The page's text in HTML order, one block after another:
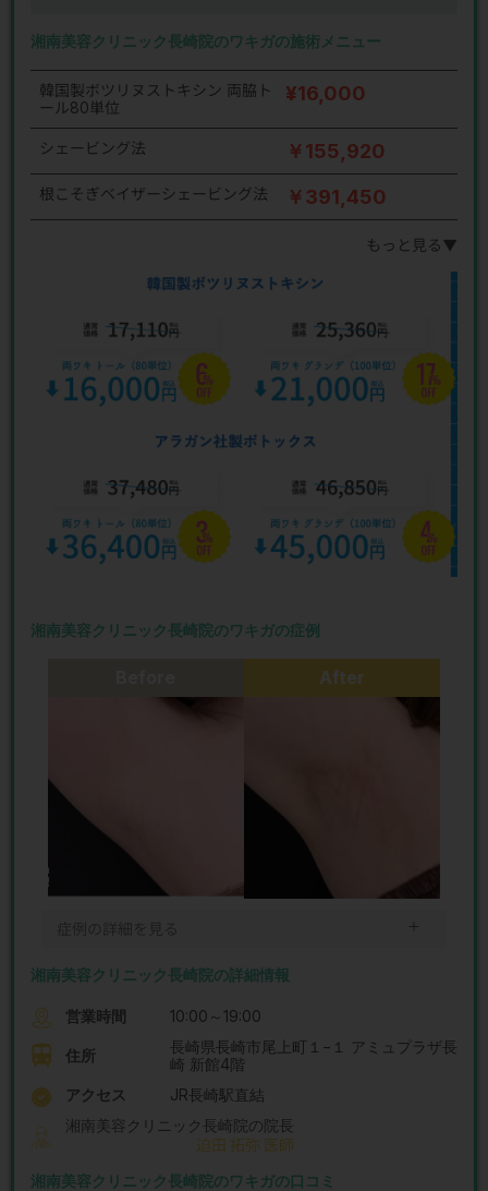
湘南美容クリニック長崎院のワキガの施術メニュー
韓国製ボツリヌストキシン 両脇ト
ール80単位
¥16,000
シェービング法 ￥155,920
根こそぎベイザーシェービング法 ￥391,450
もっと見る▼
湘南美容クリニック長崎院のワキガの症例
After
＋
湘南美容クリニック長崎院の詳細情報
営業時間 10:00～19:00
住所
長崎県長崎市尾上町１−１ アミュプラザ長
崎 新館4階
アクセス
JR長崎駅直結
湘南美容クリニック長崎院の院長
迫田 拓弥 医師
湘南美容クリニック長崎院のワキガの口コミ